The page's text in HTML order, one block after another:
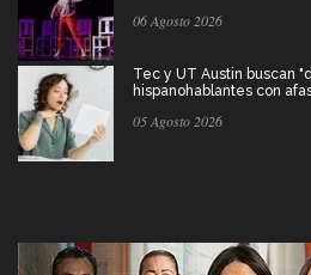
06 Agosto 2026
Tec y UT Austin buscan
hispanohablantes con
05 Agosto 2026